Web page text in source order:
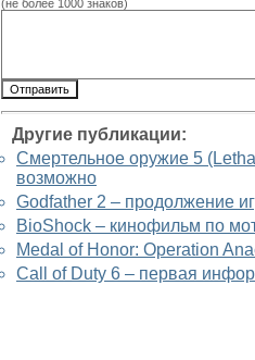
(не более 1000 знаков)
Другие публикации:
Смертельное оружие 5
возможно
Godfather 2 – продолжение
BioShock – кинофильм по
Medal of Honor: Operation
Call of Duty 6 – первая